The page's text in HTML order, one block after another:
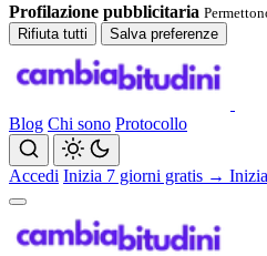
Profilazione pubblicitaria
Rifiuta tutti
Salva preferenze
Blog Chi sono Protocollo
Accedi Inizia 7 giorni gratis →